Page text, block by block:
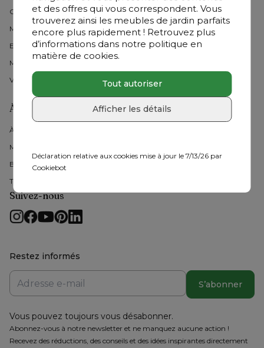
et des offres qui vous correspondent. Vous
trouverez ainsi les meubles de jardin parfaits
encore plus rapidement ! Retrouvez plus
d’informations dans notre politique en
matière de cookies.
Tout autoriser
Afficher les détails
Déclaration relative aux cookies mise à jour le 7/13/26 par
Cookiebot
Comment choisir ?
Materieaux
Entretien
Moments à l'exterieur
Vos moments #exterioo
À propos d'Exterioo
À propos de nous
Marques chez Exterioo
B2B
Travailler chez Exterioo
Suivez-nous
Restez informés
S’abonner
Vous pouvez toujours vous désabonner.
Abonnez-vous à notre newsletter et ne manquez aucune action !
Recevez des réductions, des conseils et des idées inspirantes directement